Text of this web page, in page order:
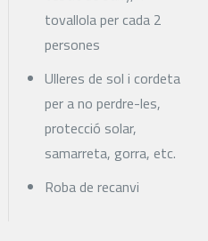
tovallola per cada 2
persones
Ulleres de sol i cordeta
per a no perdre-les,
protecció solar,
samarreta, gorra, etc.
Roba de recanvi